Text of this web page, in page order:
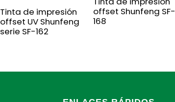
Tinta de impresión
offset UV Shunfeng
serie SF-162
offset Shunfeng SF-
168